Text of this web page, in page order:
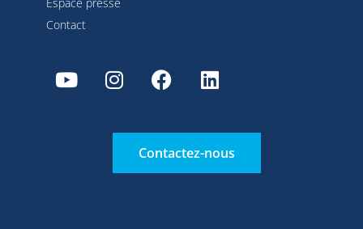
Contact
Contactez-nous